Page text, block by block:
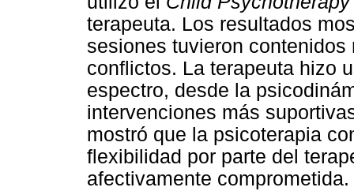
terapeuta. Los resultados
sesiones tuvieron
conflictos. La terapeuta hizo
espectro, desde la
intervenciones más
mostró que la psicoterapia
flexibilidad por parte del
afectivamente comprometida.